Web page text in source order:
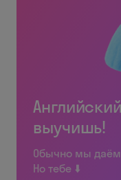
выучишь!
Обычно мы даём
Но тебе ⬇️